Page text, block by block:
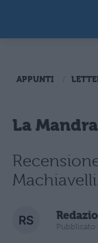
APPUNTI
La
Pubblicato